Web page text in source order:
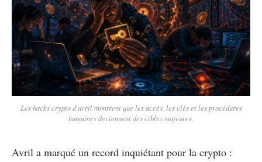
Les hacks crypto d avril montrent que les accès, les clés et les procédures
humaines deviennent des cibles majeures.
Avril a marqué un record inquiétant pour la crypto :